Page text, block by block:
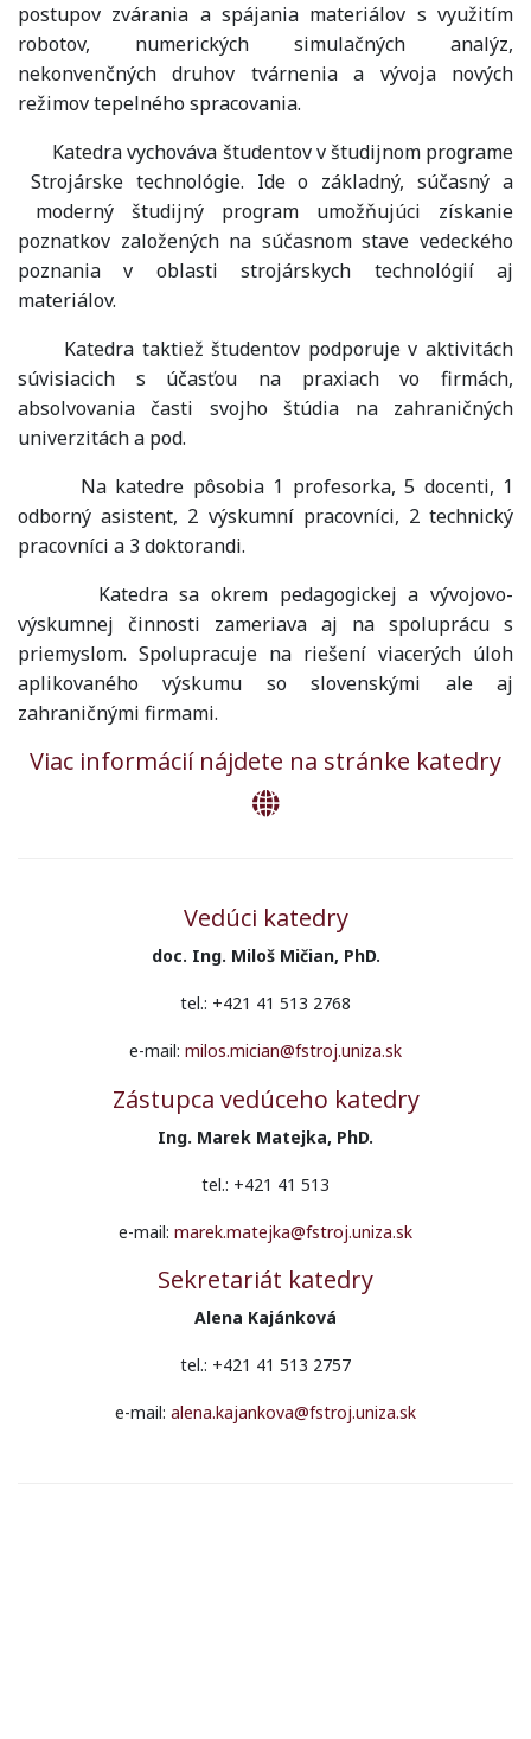
postupov zvárania a spájania materiálov s využitím
robotov, numerických simulačných analýz,
nekonvenčných druhov tvárnenia a vývoja nových
režimov tepelného spracovania.
Katedra vychováva študentov v študijnom programe
Strojárske technológie. Ide o základný, súčasný a
moderný študijný program umožňujúci získanie
poznatkov založených na súčasnom stave vedeckého
poznania v oblasti strojárskych technológií aj
materiálov.
Katedra taktiež študentov podporuje v aktivitách
súvisiacich s účasťou na praxiach vo firmách,
absolvovania časti svojho štúdia na zahraničných
univerzitách a pod.
Na katedre pôsobia 1 profesorka, 5 docenti, 1
odborný asistent, 2 výskumní pracovníci, 2 technický
pracovníci a 3 doktorandi.
Katedra sa okrem pedagogickej a vývojovo-
výskumnej činnosti zameriava aj na spoluprácu s
priemyslom. Spolupracuje na riešení viacerých úloh
aplikovaného výskumu so slovenskými ale aj
zahraničnými firmami.
Viac informácií nájdete na stránke katedry
Vedúci katedry
doc. Ing. Miloš Mičian, PhD.
tel.: +421 41 513 2768
e-mail: milos.mician@fstroj.uniza.sk
Zástupca vedúceho katedry
Ing. Marek Matejka, PhD.
tel.: +421 41 513
e-mail: marek.matejka@fstroj.uniza.sk
Sekretariát katedry
Alena Kajánková
tel.: +421 41 513 2757
e-mail: alena.kajankova@fstroj.uniza.sk